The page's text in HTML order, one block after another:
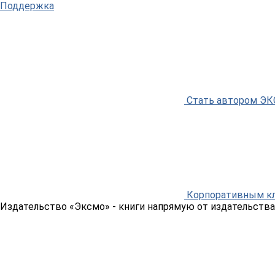
Поддержка
Стать автором
Корпоративным
Издательство «Эксмо» - книги напрямую от издательства